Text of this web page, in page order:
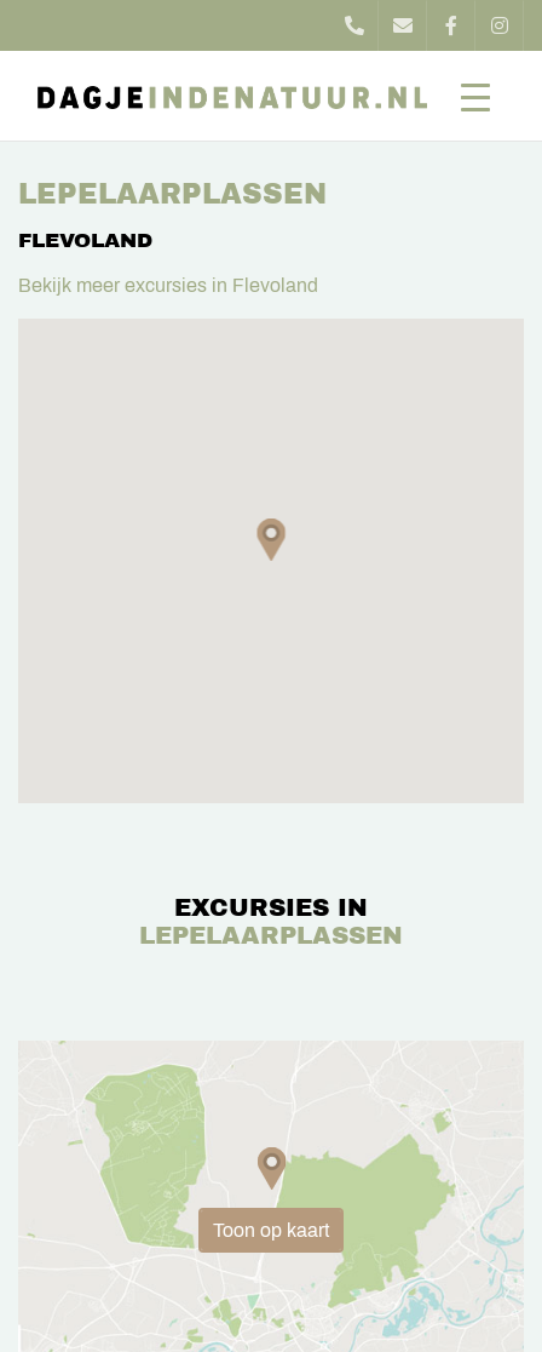
LEPELAARPLASSEN
FLEVOLAND
Bekijk meer excursies in Flevoland
EXCURSIES IN
LEPELAARPLASSEN
Toon op kaart